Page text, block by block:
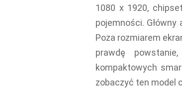
1080 x 1920,
pojemności.
Poza rozmiarem
prawdę
kompaktowych
zobaczyć ten model